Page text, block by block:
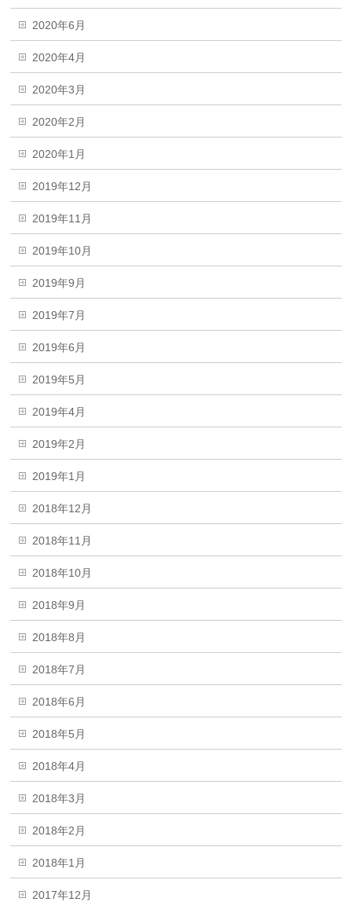
2020年6月
2020年4月
2020年3月
2020年2月
2020年1月
2019年12月
2019年11月
2019年10月
2019年9月
2019年7月
2019年6月
2019年5月
2019年4月
2019年2月
2019年1月
2018年12月
2018年11月
2018年10月
2018年9月
2018年8月
2018年7月
2018年6月
2018年5月
2018年4月
2018年3月
2018年2月
2018年1月
2017年12月